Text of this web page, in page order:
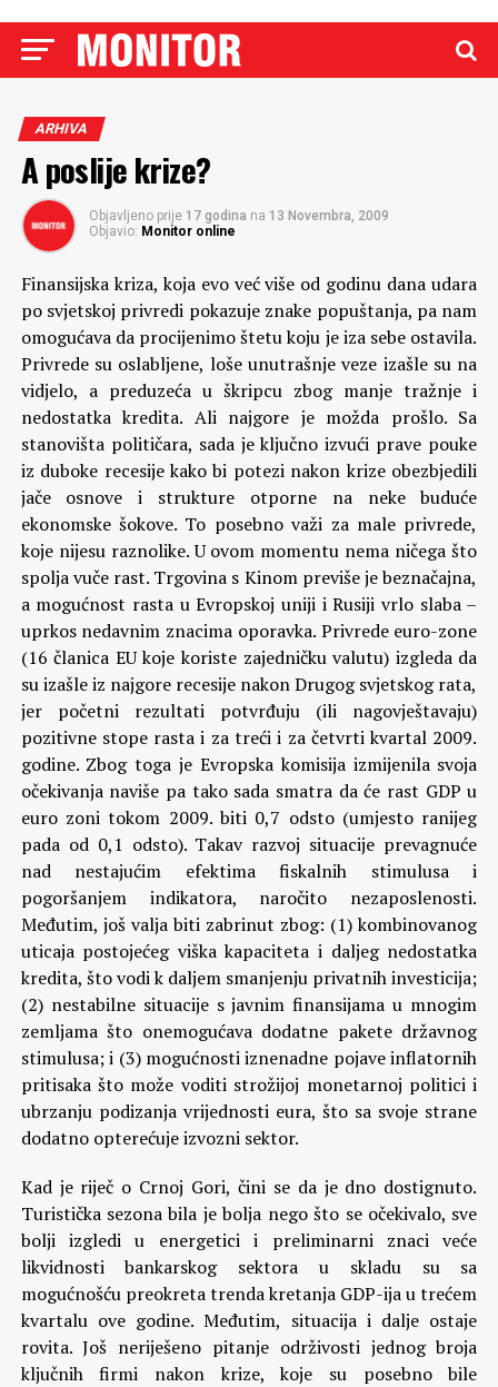
ARHIVA
A poslije krize?
Objavljeno prije 17 godina na 13 Novembra, 2009
Objavio: Monitor online
Finansijska kriza, koja evo već više od godinu dana udara
po svjetskoj privredi pokazuje znake popuštanja, pa nam
omogućava da procijenimo štetu koju je iza sebe ostavila.
Privrede su oslabljene, loše unutrašnje veze izašle su na
vidjelo, a preduzeća u škripcu zbog manje tražnje i
nedostatka kredita. Ali najgore je možda prošlo. Sa
stanovišta političara, sada je ključno izvući prave pouke
iz duboke recesije kako bi potezi nakon krize obezbjedili
jače osnove i strukture otporne na neke buduće
ekonomske šokove. To posebno važi za male privrede,
koje nijesu raznolike.U ovom momentu nema ničega što
spolja vuče rast. Trgovina s Kinom previše je beznačajna,
a mogućnost rasta u Evropskoj uniji i Rusiji vrlo slaba –
uprkos nedavnim znacima oporavka. Privrede euro-zone
(16 članica EU koje koriste zajedničku valutu) izgleda da
su izašle iz najgore recesije nakon Drugog svjetskog rata,
jer početni rezultati potvrđuju (ili nagovještavaju)
pozitivne stope rasta i za treći i za četvrti kvartal 2009.
godine. Zbog toga je Evropska komisija izmijenila svoja
očekivanja naviše pa tako sada smatra da će rast GDP u
euro zoni tokom 2009. biti 0,7 odsto (umjesto ranijeg
pada od 0,1 odsto). Takav razvoj situacije prevagnuće
nad nestajućim efektima fiskalnih stimulusa i
pogoršanjem indikatora, naročito nezaposlenosti.
Međutim, još valja biti zabrinut zbog: (1) kombinovanog
uticaja postojećeg viška kapaciteta i daljeg nedostatka
kredita, što vodi k daljem smanjenju privatnih investicija;
(2) nestabilne situacije s javnim finansijama u mnogim
zemljama što onemogućava dodatne pakete državnog
stimulusa; i (3) mogućnosti iznenadne pojave inflatornih
pritisaka što može voditi strožijoj monetarnoj politici i
ubrzanju podizanja vrijednosti eura, što sa svoje strane
dodatno opterećuje izvozni sektor.
Kad je riječ o Crnoj Gori, čini se da je dno dostignuto.
Turistička sezona bila je bolja nego što se očekivalo, sve
bolji izgledi u energetici i preliminarni znaci veće
likvidnosti bankarskog sektora u skladu su sa
mogućnošću preokreta trenda kretanja GDP-ija u trećem
kvartalu ove godine. Međutim, situacija i dalje ostaje
rovita. Još neriješeno pitanje održivosti jednog broja
ključnih firmi nakon krize, koje su posebno bile